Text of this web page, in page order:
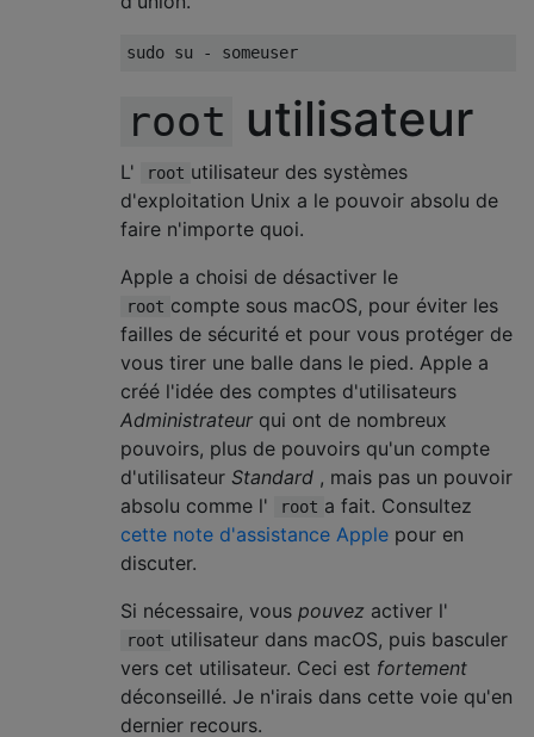
sudo su - someuser
root utilisateur
L' root utilisateur des systèmes
d'exploitation Unix a le pouvoir absolu de
faire n'importe quoi.
Apple a choisi de désactiver le
root compte sous macOS, pour éviter les
failles de sécurité et pour vous protéger de
vous tirer une balle dans le pied. Apple a
créé l'idée des comptes d'utilisateurs
Administrateur qui ont de nombreux
pouvoirs, plus de pouvoirs qu'un compte
d'utilisateur Standard , mais pas un pouvoir
absolu comme l'
root a fait. Consultez
cette note d'assistance Apple pour en
discuter.
Si nécessaire, vous pouvez activer l'
root utilisateur dans macOS, puis basculer
vers cet utilisateur. Ceci est fortement
déconseillé. Je n'irais dans cette voie qu'en
dernier recours.